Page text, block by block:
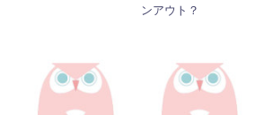
ンアウト？